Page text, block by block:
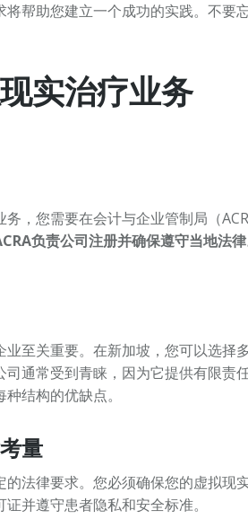
帮助您建立一个成功的实践。不要
实治疗业务
，您需要在会计与企业管制局（
负责公司注册并确保遵守当地法律
至关重要。在新加坡，您可以选择
通常受到青睐，因为它提供有限责
结构的优缺点。
量
法律要求。您必须确保您的虚拟现
并遵守患者隐私和安全标准。